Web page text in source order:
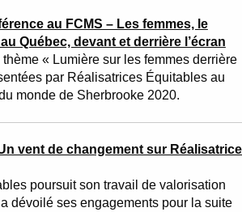
au FCMS – Les femmes, le
Québec, devant et derrière l’écran
« Lumière sur les femmes derrière
par Réalisatrices Équitables au
monde de Sherbrooke 2020.
vent de changement sur
poursuit son travail de valorisation
dévoilé ses engagements pour la suite